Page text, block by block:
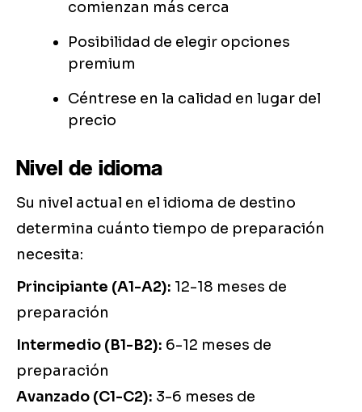
comienzan más cerca
Posibilidad de elegir opciones
premium
Céntrese en la calidad en lugar del
precio
Nivel de idioma
Su nivel actual en el idioma de destino
determina cuánto tiempo de preparación
necesita:
Principiante (A1-A2): 12-18 meses de
preparación
Intermedio (B1-B2): 6-12 meses de
preparación
Avanzado (C1-C2): 3-6 meses de